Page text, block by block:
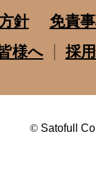
針
免責
様へ
採
© Satofull